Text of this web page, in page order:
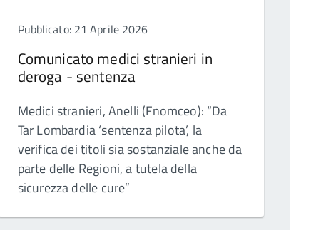
Pubblicato: 21 Aprile 2026
Comunicato medici stranieri in
deroga - sentenza
Medici stranieri, Anelli (Fnomceo): “Da
Tar Lombardia ‘sentenza pilota’, la
verifica dei titoli sia sostanziale anche da
parte delle Regioni, a tutela della
sicurezza delle cure”